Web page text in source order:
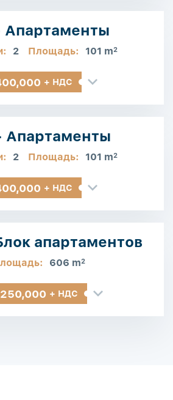
Апартаменты
2 Площадь: 101 m2
+ НДС
Апартаменты
2 Площадь: 101 m2
+ НДС
апартаментов
606 m2
+ НДС